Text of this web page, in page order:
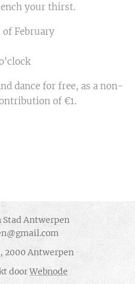
your thirst. 🍹
of February
dance for free, as a non-
of €1.
Stad Antwerpen
2000 Antwerpen
doorWebnode